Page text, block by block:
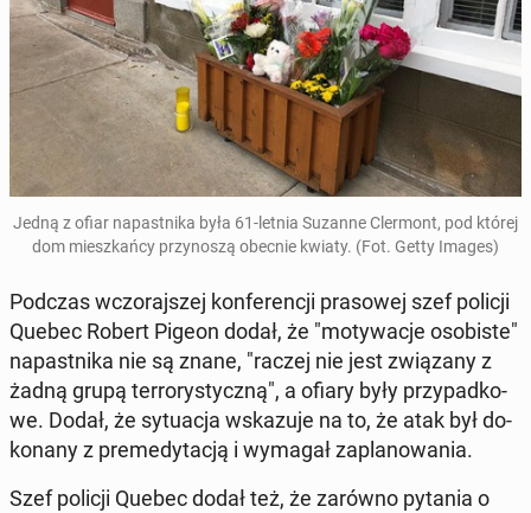
Jedną z ofiar na­past­ni­ka była 61-letnia Suzanne Cler­mont, pod której
dom miesz­kań­cy przy­no­szą obecnie kwiaty. (Fot. Getty Images)
Podczas wczo­raj­szej kon­fe­ren­cji pra­so­wej szef policji
Quebec Robert Pigeon dodał, że "mo­ty­wa­cje oso­bi­ste"
na­past­ni­ka nie są znane, "raczej nie jest zwią­za­ny z
żadną grupą ter­ro­ry­stycz­ną", a ofiary były przy­pad­ko­
we. Dodał, że sy­tu­acja wska­zu­je na to, że atak był do­
ko­na­ny z pre­me­dy­ta­cją i wymagał za­pla­no­wa­nia.
Szef policji Quebec dodał też, że zarówno pytania o